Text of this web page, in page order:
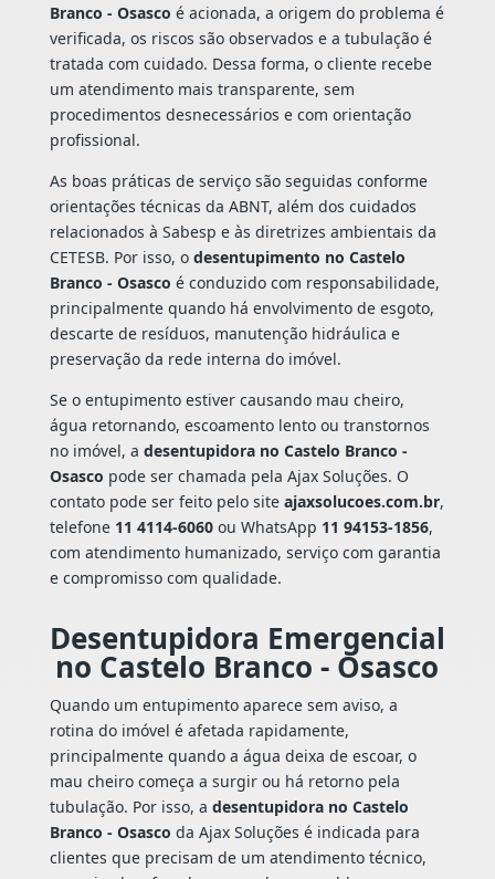
Branco - Osasco é acionada, a origem do problema é
verificada, os riscos são observados e a tubulação é
tratada com cuidado. Dessa forma, o cliente recebe
um atendimento mais transparente, sem
procedimentos desnecessários e com orientação
profissional.
As boas práticas de serviço são seguidas conforme
orientações técnicas da ABNT, além dos cuidados
relacionados à Sabesp e às diretrizes ambientais da
CETESB. Por isso, o desentupimento no Castelo
Branco - Osasco é conduzido com responsabilidade,
principalmente quando há envolvimento de esgoto,
descarte de resíduos, manutenção hidráulica e
preservação da rede interna do imóvel.
Se o entupimento estiver causando mau cheiro,
água retornando, escoamento lento ou transtornos
no imóvel, a desentupidora no Castelo Branco -
Osasco pode ser chamada pela Ajax Soluções. O
contato pode ser feito pelo site ajaxsolucoes.com.br,
telefone 11 4114-6060ou WhatsApp 11 94153-1856,
com atendimento humanizado, serviço com garantia
e compromisso com qualidade.
Desentupidora Emergencial
no Castelo Branco - Osasco
Quando um entupimento aparece sem aviso, a
rotina do imóvel é afetada rapidamente,
principalmente quando a água deixa de escoar, o
mau cheiro começa a surgir ou há retorno pela
tubulação. Por isso, a desentupidora no Castelo
Branco - Osasco da Ajax Soluções é indicada para
clientes que precisam de um atendimento técnico,